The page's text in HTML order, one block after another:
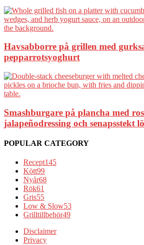
Havsabborre på grillen med
pepparrotsyoghurt
Smashburgare på plancha med
jalapeñodressing och senapsstekt
POPULAR CATEGORY
Recept145
Kött99
Nyår68
Rök61
Gris55
Low & Slow53
Grilltillbehör49
Disclaimer
Privacy